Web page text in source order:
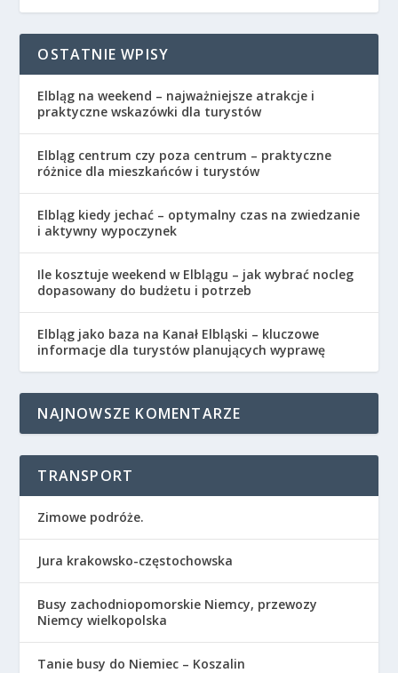
OSTATNIE WPISY
Elbląg na weekend – najważniejsze atrakcje i
praktyczne wskazówki dla turystów
Elbląg centrum czy poza centrum – praktyczne
różnice dla mieszkańców i turystów
Elbląg kiedy jechać – optymalny czas na zwiedzanie
i aktywny wypoczynek
Ile kosztuje weekend w Elblągu – jak wybrać nocleg
dopasowany do budżetu i potrzeb
Elbląg jako baza na Kanał Elbląski – kluczowe
informacje dla turystów planujących wyprawę
NAJNOWSZE KOMENTARZE
TRANSPORT
Zimowe podróże.
Jura krakowsko-częstochowska
Busy zachodniopomorskie Niemcy, przewozy
Niemcy wielkopolska
Tanie busy do Niemiec – Koszalin